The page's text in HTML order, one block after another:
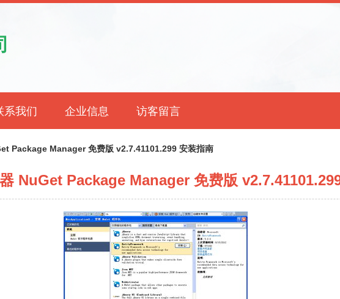
系我们 企业信息 访客留言
Package Manager 免费版 v2.7.41101.299 安装指南
NuGet Package Manager 免费版